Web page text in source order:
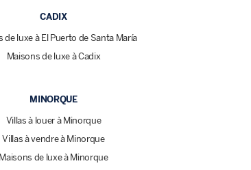
CADIX
de luxe à El Puerto de Santa María
Maisons de luxe à Cadix
MINORQUE
Villas à louer à Minorque
Villas à vendre à Minorque
Maisons de luxe à Minorque